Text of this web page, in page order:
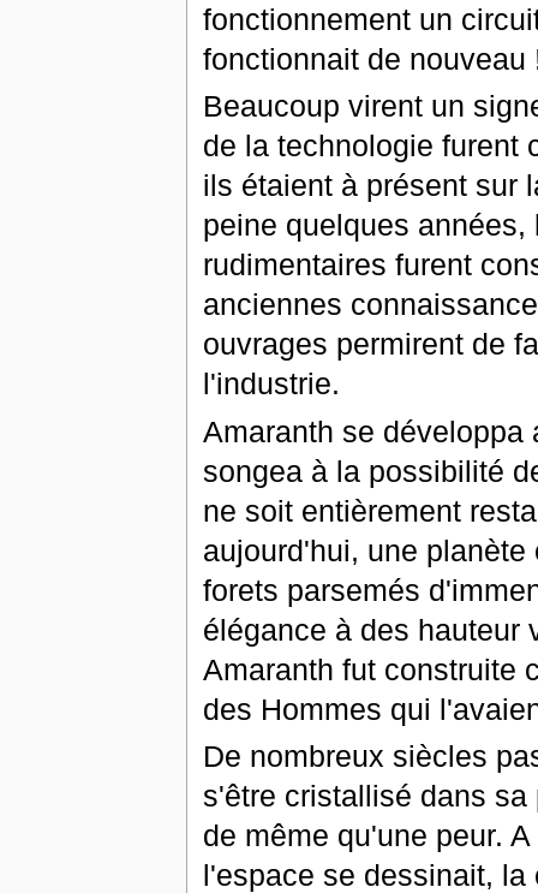
fonctionnement un
fonctionnait de nouveau
Beaucoup virent un
de la technologie furent
ils étaient à présent sur
peine quelques
rudimentaires furent
anciennes
ouvrages permirent de
l'industrie.
Amaranth se
songea à la possibilité
ne soit entièrement
aujourd'hui, une
forets parsemés
élégance à des hauteur
Amaranth fut construite
des Hommes qui
De nombreux siècles
s'être cristallisé dans
de même qu'une peur.
l'espace se dessinait,